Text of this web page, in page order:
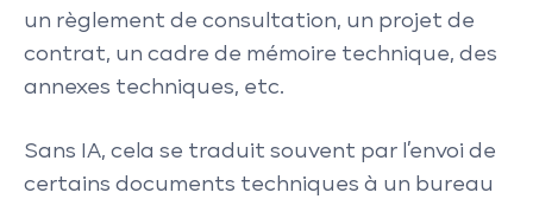
un règlement de consultation, un projet de
contrat, un cadre de mémoire technique, des
annexes techniques, etc.
Sans IA, cela se traduit souvent par l’envoi de
certains documents techniques à un bureau